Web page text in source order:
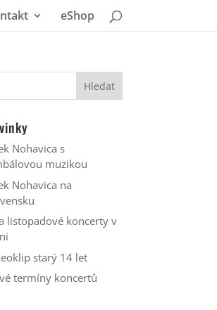
eShop
Nohavica s
muzikou
Nohavica na
listopadové koncerty v
starý 14 let
termíny koncertů